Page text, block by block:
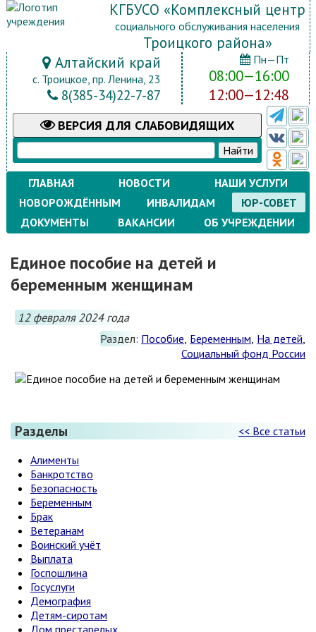
КГБУСО «Комплексный центр
социального обслуживания населения
Троицкого района»
Алтайский край
с. Троицкое, пр. Ленина, 23
8(385-34)22-7-87
Пн—Пт
08:00—16:00
12:00—12:48
ВЕРСИЯ ДЛЯ СЛАБОВИДЯЩИХ
ГЛАВНАЯ НОВОСТИ
НАШИ УСЛУГИ
НОВОРОЖДЁННЫМ
ИНВАЛИДАМ
ЮР-СОВЕТ
ДОКУМЕНТЫ
ВАКАНСИИ ОБ УЧРЕЖДЕНИИ
Разделы << Все статьи
Алименты
Банкротство
Безопасность
Беременным
Брак
Ветеранам
Воинский учёт
Выплата
Госпошлина
Госуслуги
Демография
Детям-сиротам
Дом престарелых
Единое пособие на детей и
беременным женщинам
12 февраля 2024 года
Раздел: Пособие Беременным На детей
Социальный фонд России
ЕДИНОЕ ПОСОБИЕ НА ДЕТЕЙ И
Пособие назначается малообеспеченным семьям с
РОДИТЕЛЯМ
Возраст ребенка от 0 до 17 лет
Заявитель и дети, на которых назначается пособие, -
БЕРЕМЕННЫМ ЖЕНЩИНАМ
Срок беременности от 6 недель
Постановка на учет в медицинской организации